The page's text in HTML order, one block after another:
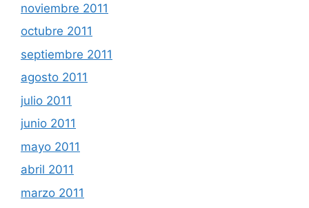
noviembre 2011
octubre 2011
septiembre 2011
agosto 2011
julio 2011
junio 2011
mayo 2011
abril 2011
marzo 2011